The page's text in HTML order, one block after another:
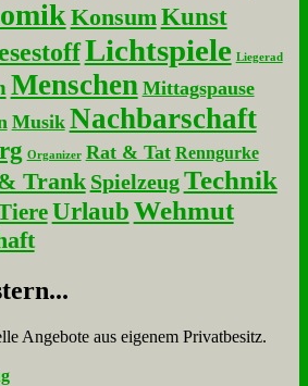
KonsumKunst
Lichtspiele Liegerad
Menschen Mittagspause
Musik Nachbarschaft
Organizer Rat & Tat Renngurke
Trank Spielzeug Technik
UrlaubWehmut
An­ge­bo­te aus eigenem Privatbesitz.